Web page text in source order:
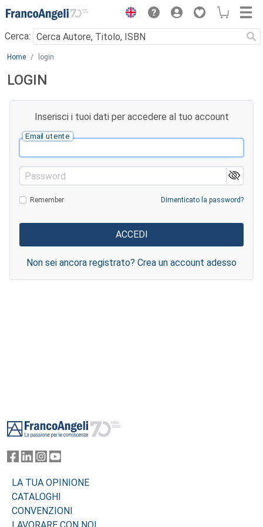
Menu
Cerca:
Main content
Home login
LOGIN
Inserisci i tuoi dati per accedere al tuo account
Email utente
Password
Remember Dimenticato la password?
Non sei ancora registrato? Crea un account adesso
LA TUA OPINIONE
CATALOGHI
CONVENZIONI